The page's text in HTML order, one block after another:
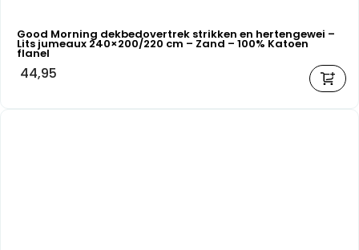
Good Morning dekbedovertrek strikken en hertengewei –
Lits jumeaux 240×200/220 cm – Zand – 100% Katoen
flanel
44,95